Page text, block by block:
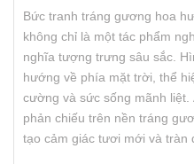
Bức tranh tráng gương hoa
không chỉ là một tác phẩm
nghĩa tượng trưng sâu sắc.
hướng về phía mặt trời, thể
cường và sức sống mãnh
phản chiếu trên nền tráng
tạo cảm giác tươi mới và tràn